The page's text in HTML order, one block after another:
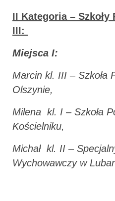
II Kategoria –
III:
Miejsca I:
Marcin kl. III – Szkoła
Olszynie,
Milena kl. I – Szkoła
Kościelniku,
Michał kl. II –
Wychowawczy w